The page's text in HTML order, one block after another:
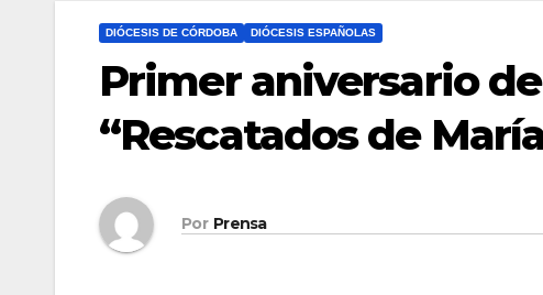
DIÓCESIS DE CÓRDOBA DIÓCESIS ESPAÑOLAS
Primer aniversario
“Rescatados de
Por Prensa